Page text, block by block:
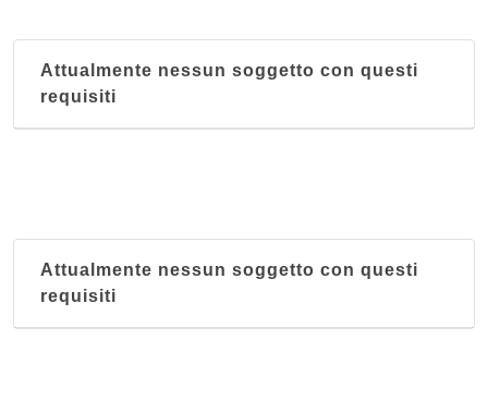
Attualmente nessun soggetto con questi
requisiti
Attualmente nessun soggetto con questi
requisiti